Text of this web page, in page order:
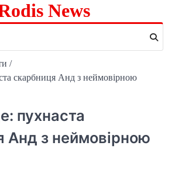
News
скарбниця Анд з неймовірною
пухнаста
Анд з неймовірною